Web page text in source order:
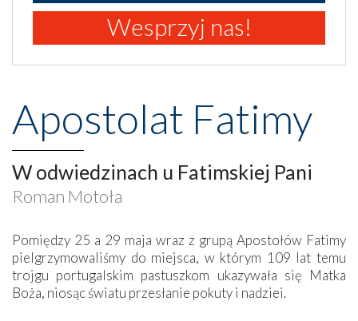
Wesprzyj nas!
Apostolat Fatimy
W odwiedzinach u Fatimskiej Pani
Roman Motoła
Pomiędzy 25 a 29 maja wraz z grupą Apostołów Fatimy
pielgrzymowaliśmy do miejsca, w którym 109 lat temu
trojgu portugalskim pastuszkom ukazywała się Matka
Boża, niosąc światu przesłanie pokuty i nadziei.